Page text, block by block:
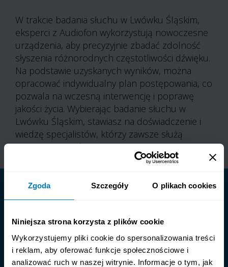
Zgoda Szczegóły O plikach cookies
Niniejsza strona korzysta z plików cookie
Wykorzystujemy pliki cookie do spersonalizowania treści
i reklam, aby oferować funkcje społecznościowe i
analizować ruch w naszej witrynie. Informacje o tym, jak
W trakcie badania słuchu w Lwówku Śląskim,
eksperci z Audiofon wykorzystują nowoczesne
urządzenia, aby precyzyjnie zbadać zdolność
słyszenia różnorodnych częstotliwości dźwięku.
Na podstawie uzyskanych wyników, można
opracować indywidualny plan postępowania, co
pozwala na wczesną interwencję i poprawę
jakości życia. Wybierając badanie słuchu w
Lwówku Śląskim, stawiasz na doświadczenie i
wiedzę specjalistów, którzy zawsze służą
pomocą i poradą.
Refundacja NFZ